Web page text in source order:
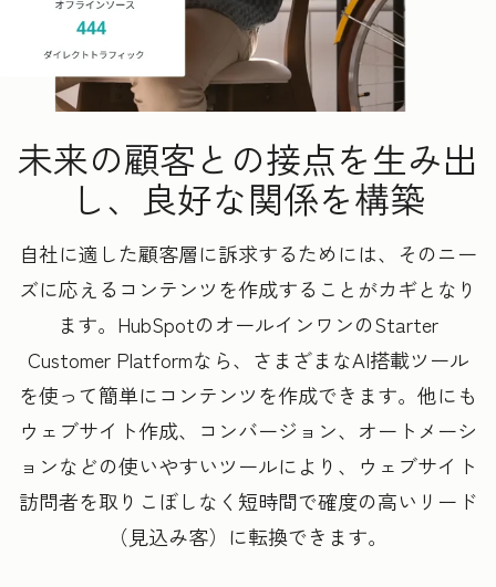
未来の顧客との接点を生み出
し、良好な関係を構築
自社に適した顧客層に訴求するためには、そのニー
ズに応えるコンテンツを作成することがカギとなり
ます。HubSpotのオールインワンのStarter
Customer Platformなら、さまざまなAI搭載ツール
を使って簡単にコンテンツを作成できます。他にも
ウェブサイト作成、コンバージョン、オートメーシ
ョンなどの使いやすいツールにより、ウェブサイト
訪問者を取りこぼしなく短時間で確度の高いリード
（見込み客）に転換できます。